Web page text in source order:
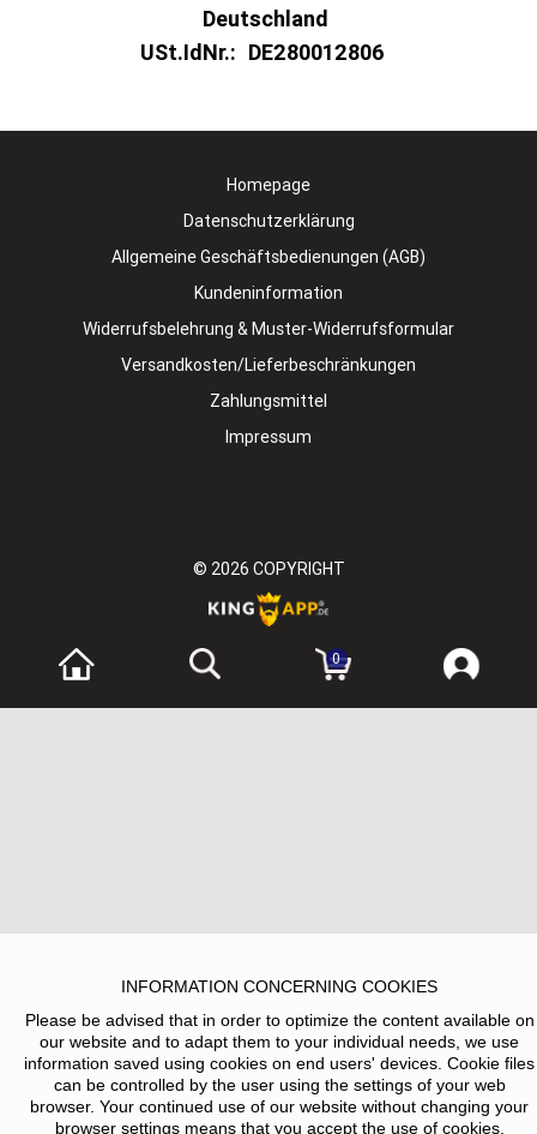
Deutschland
USt.IdNr.: DE280012806
Homepage
Datenschutzerklärung
Allgemeine Geschäftsbedienungen (AGB)
Kundeninformation
Widerrufsbelehrung & Muster-Widerrufsformular
Versandkosten/Lieferbeschränkungen
Zahlungsmittel
Impressum
© 2026 COPYRIGHT
0
INFORMATION CONCERNING COOKIES
Please be advised that in order to optimize the content available on
our website and to adapt them to your individual needs, we use
information saved using cookies on end users' devices. Cookie files
can be controlled by the user using the settings of your web
browser. Your continued use of our website without changing your
browser settings means that you accept the use of cookies.